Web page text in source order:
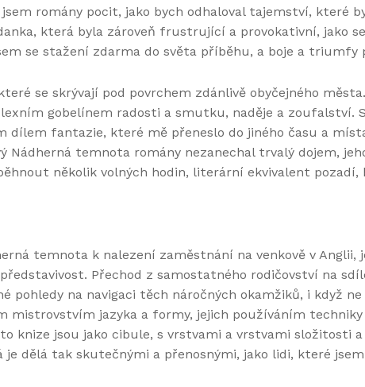
romány pocit, jako bych odhaloval tajemství, které
která byla zároveň frustrující a provokativní, jako
se stažení zdarma​ do světa příběhu, a boje a triumfy
se skrývají pod povrchem zdánlivě obyčejného
gobelínem radosti a smutku, naděje a zoufalství.
fantazie, které mě přeneslo do jiného času a
Nádherná temnota romány nezanechal trvalý dojem,
několik volných hodin, literární ekvivalent
temnota k nalezení zaměstnání na venkově v
Přechod z samostatného rodičovství na
na navigaci těch náročných okamžiků, i když
jazyka a formy, jejich používáním
knize jsou jako cibule, s vrstvami a vrstvami složitosti
dělá tak skutečnými a přenosnými, jako lidi, které